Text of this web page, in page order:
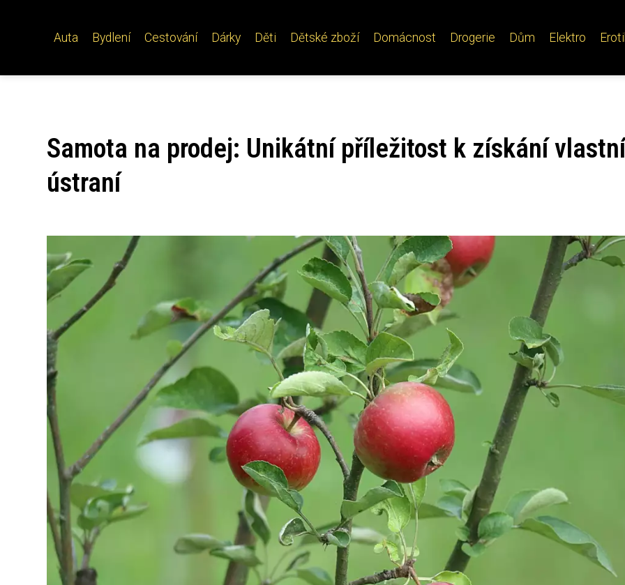
Auta Bydlení Cestování Dárky Děti Dětské zboží Domácnost Drogerie Dům Elektro
Samota na prodej: Unikátní příležitost k získání
ústraní